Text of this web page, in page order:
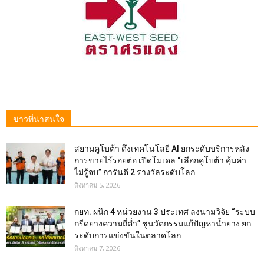
ข่าวที่น่าสนใจ
สยามคูโบต้า ดึงเทคโนโลยี AI ยกระดับบริการหลัง
การขายไร้รอยต่อ เปิดโมเดล “เลือกคูโบต้า คุ้มค่า
ไม่รู้จบ” การันตี 2 รางวัลระดับโลก
สิงหาคม 5, 2026
กยท. ผนึก 4 หน่วยงาน 3 ประเทศ ลงนามวิจัย “ระบบ
กรีดยางความถี่ต่ำ” ชูนวัตกรรมแก้ปัญหาน้ำยาง ยก
ระดับการแข่งขันในตลาดโลก
สิงหาคม 7, 2026